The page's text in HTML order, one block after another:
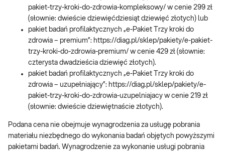
pakiet-trzy-kroki-do-zdrowia-kompleksowy/ w cenie 299 zł
(słownie: dwieście dziewięćdziesiąt dziewięć złotych) lub
pakiet badań profilaktycznych „e-Pakiet Trzy kroki do
zdrowia – premium”: https://diag.pl/sklep/pakiety/e-pakiet-
trzy-kroki-do-zdrowia-premium/ w cenie 429 zł (słownie:
czterysta dwadzieścia dziewięć złotych).
pakiet badań profilaktycznych „e-Pakiet Trzy kroki do
zdrowia – uzupełniający”: https://diag.pl/sklep/pakiety/e-
pakiet-trzy-kroki-do-zdrowia-uzupelniajacy w cenie 219 zł
(słownie: dwieście dziewiętnaście złotych).
Podana cena nie obejmuje wynagrodzenia za usługę pobrania
materiału niezbędnego do wykonania badań objętych powyższymi
pakietami badań. Wynagrodzenie za wykonanie usługi pobrania